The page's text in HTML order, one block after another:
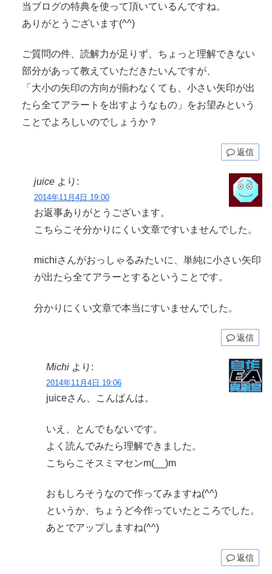
当ブログの特典を使って頂いているんですね。
ありがとうございます(^^)
ご質問の件、読解力が足りず、ちょっと理解できない
部分があって教えていただきたいんですが、
「大小の矢印の方向が揃わなくても、小さい矢印が出
たら全てアラートを出すようなもの」をお望みという
ことでよろしいのでしょうか？
返信
juice より:
2014年11月4日 19:00
お返事ありがとうございます。
こちらこそ分かりにくい文章ですいませんでした。
michiさんがおっしゃるみたいに、単純に小さい矢印
が出たら全てアラーとするということです。
分かりにくい文章で本当にすいませんでした。
返信
Michi より:
2014年11月4日 19:06
juiceさん、こんばんは。
いえ、とんでもないです。
よく読んでみたら理解できました。
こちらこそスミマセンm(__)m
おもしろそうなので作ってみますね(^^)
というか、ちょうど今作っていたところでした。
あとでアップしますね(^^)
返信